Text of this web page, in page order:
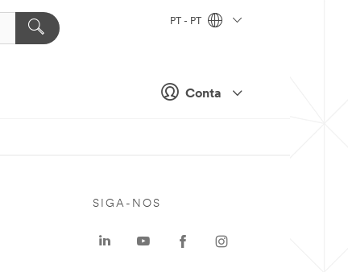
Conta
PT - PT
SIGA-NOS